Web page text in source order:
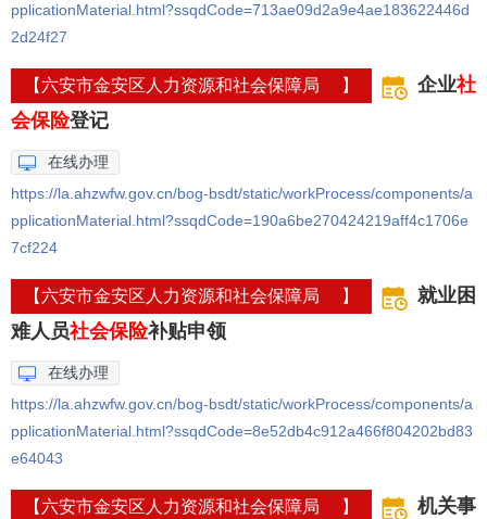
pplicationMaterial.html?ssqdCode=713ae09d2a9e4ae183622446d
2d24f27
【六安市金安区人力资源和社会保障局 】 企业社
会保险登记
在线办理
https://la.ahzwfw.gov.cn/bog-bsdt/static/workProcess/components/a
pplicationMaterial.html?ssqdCode=190a6be270424219aff4c1706e
7cf224
【六安市金安区人力资源和社会保障局 】
就业困
难人员社会保险补贴申领
在线办理
https://la.ahzwfw.gov.cn/bog-bsdt/static/workProcess/components/a
pplicationMaterial.html?ssqdCode=8e52db4c912a466f804202bd83
e64043
【六安市金安区人力资源和社会保障局 】
机关事